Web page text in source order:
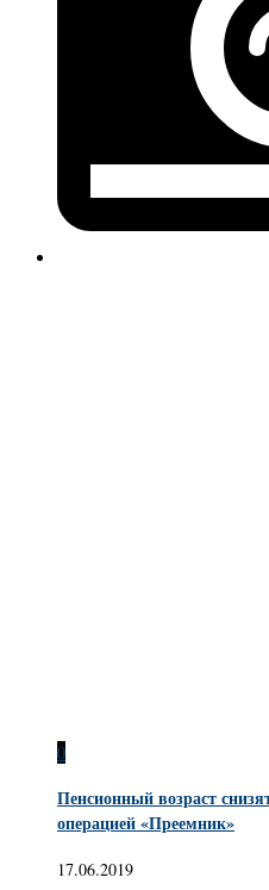
0
Пенсионный возраст
операцией «Преемник»
17.06.2019